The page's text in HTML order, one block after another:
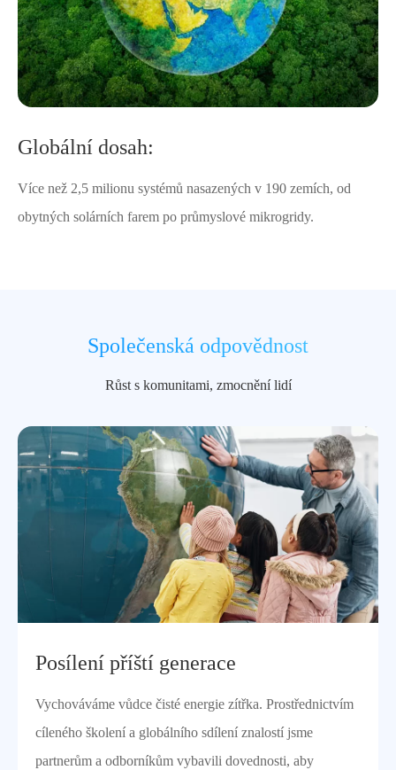
Globální dosah:
Více než 2,5 milionu systémů nasazených v 190 zemích, od
obytných solárních farem po průmyslové mikrogridy.
Společenská odpovědnost
Růst s komunitami, zmocnění lidí
Posílení příští generace
Vychováváme vůdce čisté energie zítřka. Prostřednictvím
cíleného školení a globálního sdílení znalostí jsme
partnerům a odborníkům vybavili dovednosti, aby